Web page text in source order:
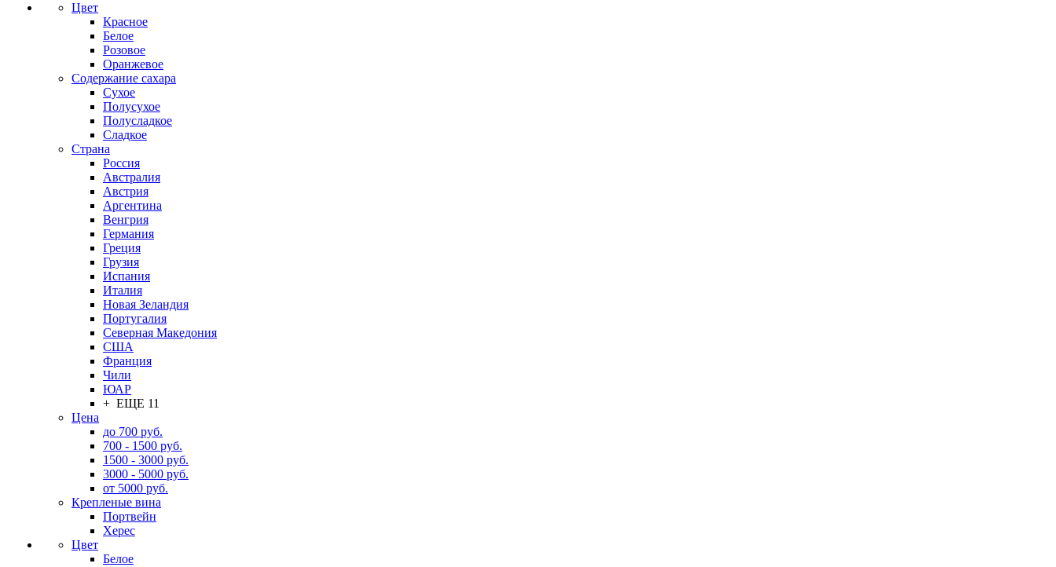
Цвет
Красное
Белое
Розовое
Оранжевое
Содержание сахара
Сухое
Полусухое
Полусладкое
Сладкое
Страна
Россия
Австралия
Австрия
Аргентина
Венгрия
Германия
Греция
Грузия
Испания
Италия
Новая Зеландия
Португалия
Северная Македония
США
Франция
Чили
ЮАР
+ ЕЩЕ 11
Цена
до 700 руб.
700 - 1500 руб.
1500 - 3000 руб.
3000 - 5000 руб.
от 5000 руб.
Крепленые вина
Портвейн
Херес
Цвет
Белое